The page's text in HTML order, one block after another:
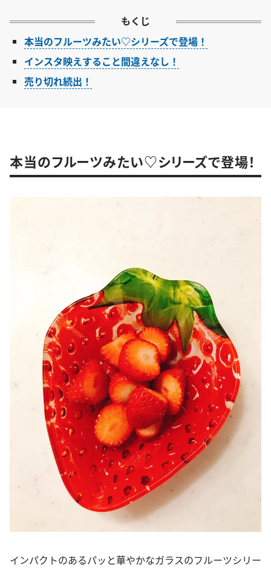
もくじ
本当のフルーツみたい♡シリーズで登場！
インスタ映えすること間違えなし！
売り切れ続出！
本当のフルーツみたい♡シリーズで登場！
インパクトのあるパッと華やかなガラスのフルーツシリー